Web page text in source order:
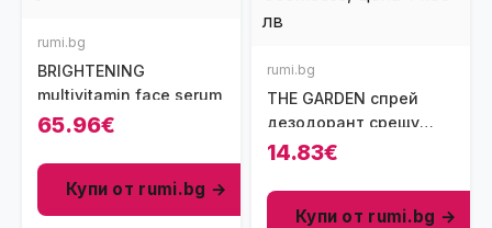
rumi.bg
BRIGHTENING
multivitamin face serum
65.96€
Купи от rumi.bg →
rumi.bg
THE GARDEN спрей
дезодорант срещу
миризми
14.83€
Купи от rumi.bg →